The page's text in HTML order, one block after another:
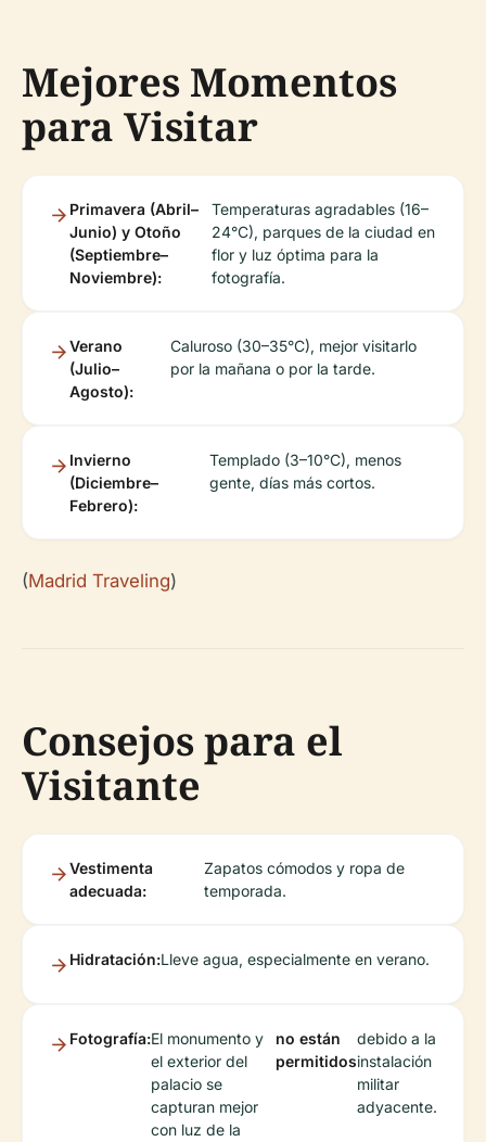
Mejores Momentos
para Visitar
Primavera (Abril–
Junio) y Otoño
(Septiembre–
Noviembre):
Temperaturas agradables (16–
24°C), parques de la ciudad en
flor y luz óptima para la
fotografía.
Verano
(Julio–
Agosto):
Caluroso (30–35°C), mejor visitarlo
por la mañana o por la tarde.
Invierno
(Diciembre–
Febrero):
Templado (3–10°C), menos
gente, días más cortos.
(Madrid Traveling)
Consejos para el
Visitante
Vestimenta
adecuada:
Zapatos cómodos y ropa de
temporada.
Hidratación:Lleve agua, especialmente en verano.
Fotografía:El monumento y
el exterior del
palacio se
capturan mejor
con luz de la
no están
permitidos
debido a la
instalación
militar
adyacente.